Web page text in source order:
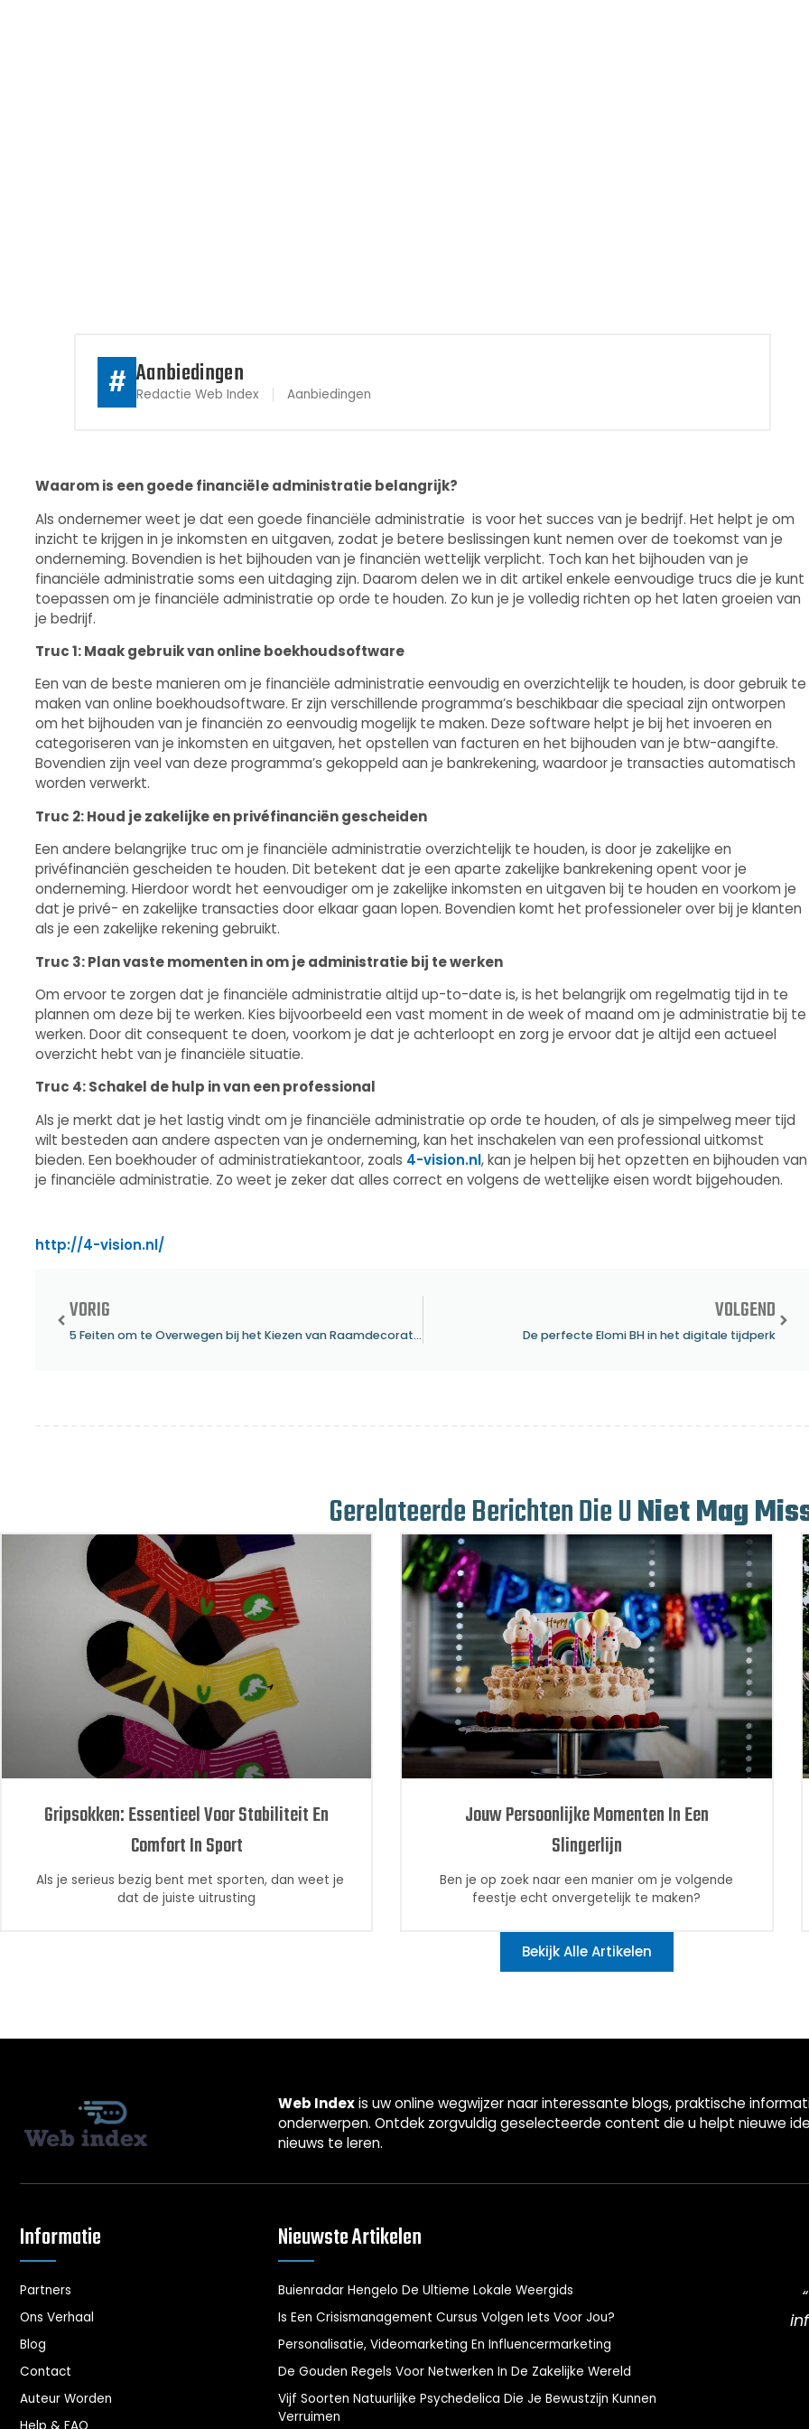
# Aanbiedingen
Redactie Web Index Aanbiedingen
Waarom is een goede financiële administratie belangrijk?
Als ondernemer weet je dat een goede financiële administratie is voor het succes van je bedrijf. Het helpt je om
inzicht te krijgen in je inkomsten en uitgaven, zodat je betere beslissingen kunt nemen over de toekomst van je
onderneming. Bovendien is het bijhouden van je financiën wettelijk verplicht. Toch kan het bijhouden van je
financiële administratie soms een uitdaging zijn. Daarom delen we in dit artikel enkele eenvoudige trucs die je kunt
toepassen om je financiële administratie op orde te houden. Zo kun je je volledig richten op het laten groeien van
je bedrijf.
Truc 1: Maak gebruik van online boekhoudsoftware
Een van de beste manieren om je financiële administratie eenvoudig en overzichtelijk te houden, is door gebruik te
maken van online boekhoudsoftware. Er zijn verschillende programma’s beschikbaar die speciaal zijn ontworpen
om het bijhouden van je financiën zo eenvoudig mogelijk te maken. Deze software helpt je bij het invoeren en
categoriseren van je inkomsten en uitgaven, het opstellen van facturen en het bijhouden van je btw-aangifte.
Bovendien zijn veel van deze programma’s gekoppeld aan je bankrekening, waardoor je transacties automatisch
worden verwerkt.
Truc 2: Houd je zakelijke en privéfinanciën gescheiden
Een andere belangrijke truc om je financiële administratie overzichtelijk te houden, is door je zakelijke en
privéfinanciën gescheiden te houden. Dit betekent dat je een aparte zakelijke bankrekening opent voor je
onderneming. Hierdoor wordt het eenvoudiger om je zakelijke inkomsten en uitgaven bij te houden en voorkom je
dat je privé- en zakelijke transacties door elkaar gaan lopen. Bovendien komt het professioneler over bij je klanten
als je een zakelijke rekening gebruikt.
Truc 3: Plan vaste momenten in om je administratie bij te werken
Om ervoor te zorgen dat je financiële administratie altijd up-to-date is, is het belangrijk om regelmatig tijd in te
plannen om deze bij te werken. Kies bijvoorbeeld een vast moment in de week of maand om je administratie bij te
werken. Door dit consequent te doen, voorkom je dat je achterloopt en zorg je ervoor dat je altijd een actueel
overzicht hebt van je financiële situatie.
Truc 4: Schakel de hulp in van een professional
Als je merkt dat je het lastig vindt om je financiële administratie op orde te houden, of als je simpelweg meer tijd
wilt besteden aan andere aspecten van je onderneming, kan het inschakelen van een professional uitkomst
bieden. Een boekhouder of administratiekantoor, zoals 4-vision.nl, kan je helpen bij het opzetten en bijhouden van
je financiële administratie. Zo weet je zeker dat alles correct en volgens de wettelijke eisen wordt bijgehouden.
http://4-vision.nl/
VORIG
5 Feiten om te Overwegen bij het Kiezen van Raamdecoratie voor je Slaapkamer
VOLGEND
De perfecte Elomi BH in het digitale tijdperk
Gerelateerde Berichten Die UNiet Mag
Gripsokken: Essentieel Voor Stabiliteit En
Comfort In Sport
Als je serieus bezig bent met sporten, dan weet je
dat de juiste uitrusting
Jouw Persoonlijke Momenten In Een
Slingerlijn
Ben je op zoek naar een manier om je volgende
feestje echt onvergetelijk te maken?
Bekijk Alle Artikelen
Web Indexis uw online wegwijzer naar interessante blogs, praktische
onderwerpen. Ontdek zorgvuldig geselecteerde content die u helpt nieuwe
nieuws te leren.
Informatie
Partners
Ons Verhaal
Blog
Contact
Auteur Worden
Help & FAQ
Nieuwste Artikelen
Buienradar Hengelo De Ultieme Lokale Weergids
Is Een Crisismanagement Cursus Volgen Iets Voor Jou?
Personalisatie, Videomarketing En Influencermarketing
De Gouden Regels Voor Netwerken In De Zakelijke Wereld
Vijf Soorten Natuurlijke Psychedelica Die Je Bewustzijn Kunnen
Verruimen